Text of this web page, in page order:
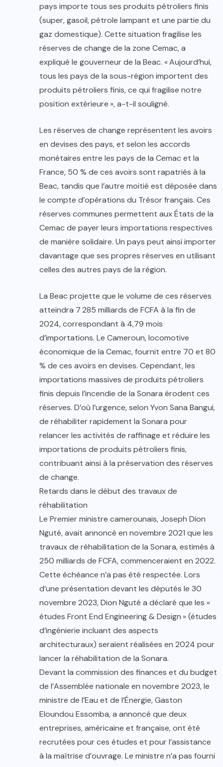
pays importe tous ses produits pétroliers finis
(super, gasoil, pétrole lampant et une partie du
gaz domestique). Cette situation fragilise les
réserves de change de la zone Cemac, a
expliqué le gouverneur de la Beac. « Aujourd’hui,
tous les pays de la sous-région importent des
produits pétroliers finis, ce qui fragilise notre
position extérieure », a-t-il souligné.
Les réserves de change représentent les avoirs
en devises des pays, et selon les accords
monétaires entre les pays de la Cemac et la
France, 50 % de ces avoirs sont rapatriés à la
Beac, tandis que l’autre moitié est déposée dans
le compte d’opérations du Trésor français. Ces
réserves communes permettent aux États de la
Cemac de payer leurs importations respectives
de manière solidaire. Un pays peut ainsi importer
davantage que ses propres réserves en utilisant
celles des autres pays de la région.
La Beac projette que le volume de ces réserves
atteindra 7 285 milliards de FCFA à la fin de
2024, correspondant à 4,79 mois
d’importations. Le Cameroun, locomotive
économique de la Cemac, fournit entre 70 et 80
% de ces avoirs en devises. Cependant, les
importations massives de produits pétroliers
finis depuis l’incendie de la Sonara érodent ces
réserves. D’où l’urgence, selon Yvon Sana Bangui,
de réhabiliter rapidement la Sonara pour
relancer les activités de raffinage et réduire les
importations de produits pétroliers finis,
contribuant ainsi à la préservation des réserves
de change.
Retards dans le début des travaux de
réhabilitation
Le Premier ministre camerounais, Joseph Dion
Nguté, avait annoncé en novembre 2021 que les
travaux de réhabilitation de la Sonara, estimés à
250 milliards de FCFA, commenceraient en 2022.
Cette échéance n’a pas été respectée. Lors
d’une présentation devant les députés le 30
novembre 2023, Dion Nguté a déclaré que les «
études Front End Engineering & Design » (études
d’ingénierie incluant des aspects
architecturaux) seraient réalisées en 2024 pour
lancer la réhabilitation de la Sonara.
Devant la commission des finances et du budget
de l’Assemblée nationale en novembre 2023, le
ministre de l’Eau et de l’Énergie, Gaston
Eloundou Essomba, a annoncé que deux
entreprises, américaine et française, ont été
recrutées pour ces études et pour l’assistance
à la maîtrise d’ouvrage. Le ministre n’a pas fourni